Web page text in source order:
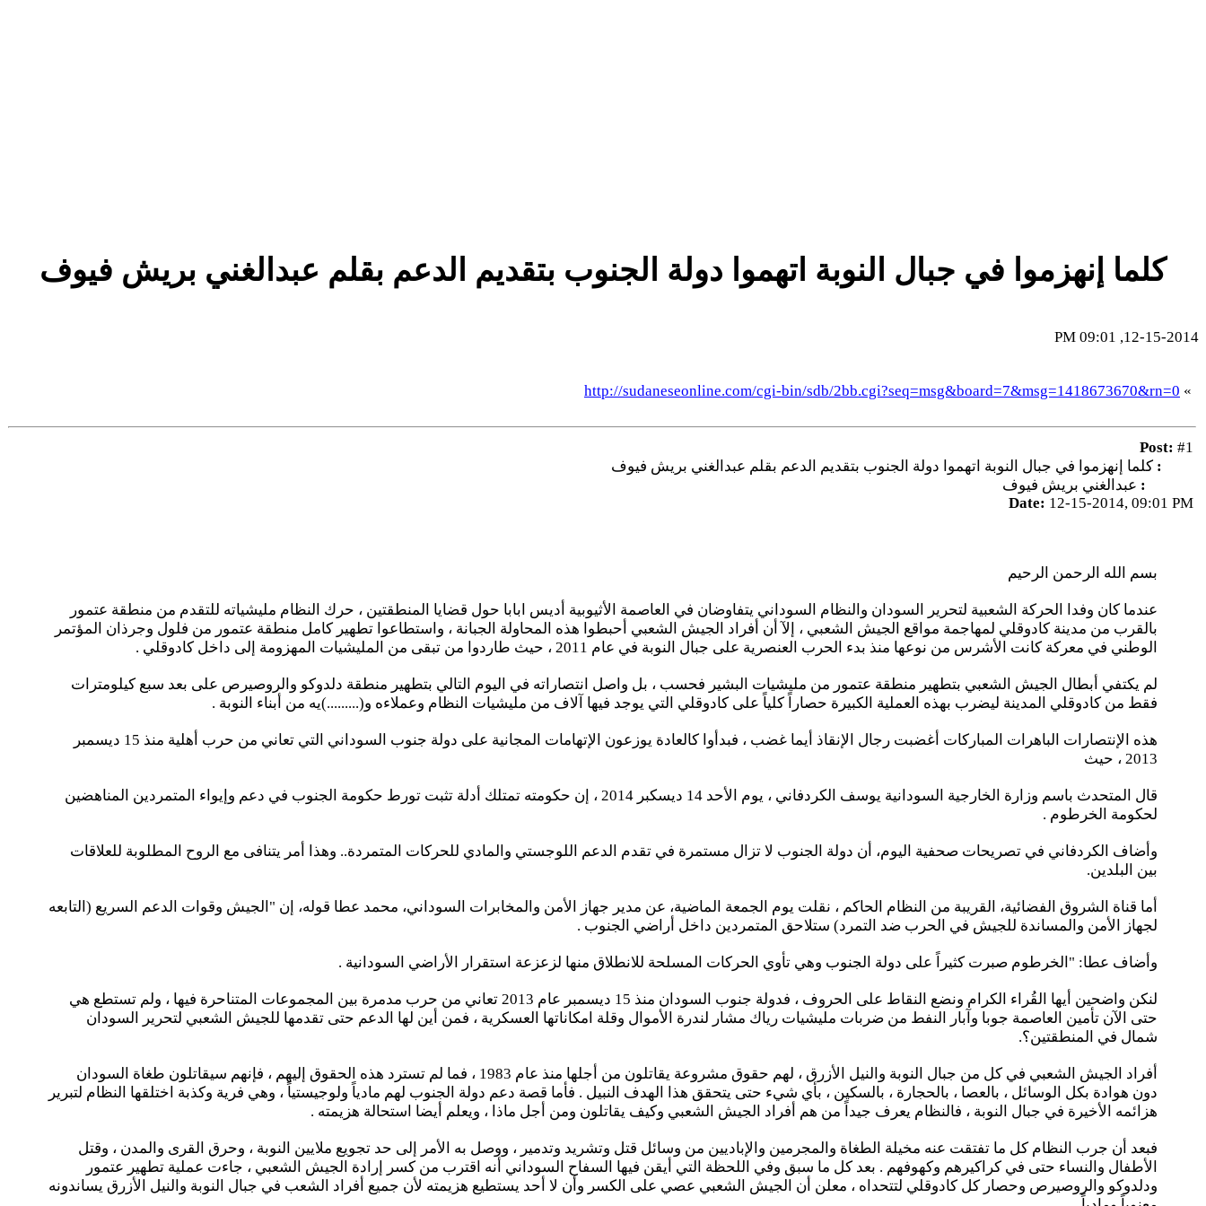
كلما إنهزموا في جبال النوبة اتهموا دولة الجنوب بتقديم الدعم بقلم عبدالغني بريش فيوف
12-15-2014, 09:01 PM
»
http://sudaneseonline.com/cgi-bin/sdb/2bb.cgi?seq=msg&board=7&msg=1418673670&rn=0
Post: #1
كلما إنهزموا في جبال النوبة اتهموا دولة الجنوب بتقديم الدعم بقلم عبدالغني بريش فيوف
عبدالغني بريش فيوف
Date: 12-15-2014, 09:01 PM
بسم الله الرحمن الرحيم
عندما كان وفدا الحركة الشعبية لتحرير السودان والنظام السوداني يتفاوضان في العاصمة الأثيوبية أديس ابابا حول قضايا المنطقتين ، حرك النظام مليشياته للتقدم من منطقة عتمور
بالقرب من مدينة كادوقلي لمهاجمة مواقع الجيش الشعبي ، إلآ أن أفراد الجيش الشعبي أحبطوا هذه المحاولة الجبانة ، واستطاعوا تطهير كامل منطقة عتمور من فلول وجرذان المؤتمر
الوطني في معركة كانت الأشرس من نوعها منذ بدء الحرب العنصرية على جبال النوبة في عام 2011 ، حيث طاردوا من تبقى من المليشيات المهزومة إلى داخل كادوقلي .
لم يكتفي أبطال الجيش الشعبي بتطهير منطقة عتمور من مليشيات البشير فحسب ، بل واصل انتصاراته في اليوم التالي بتطهير منطقة دلدوكو والروصيرص على بعد سبع كيلومترات
فقط من كادوقلي المدينة ليضرب بهذه العملية الكبيرة حصاراً كلياً على كادوقلي التي يوجد فيها آلاف من مليشيات النظام وعملاءه و(.........)يه من أبناء النوبة .
هذه الإنتصارات الباهرات المباركات أغضبت رجال الإنقاذ أيما غضب ، فبدأوا كالعادة يوزعون الإتهامات المجانية على دولة جنوب السوداني التي تعاني من حرب أهلية منذ 15 ديسمبر
2013 ، حيث
قال المتحدث باسم وزارة الخارجية السودانية يوسف الكردفاني ، يوم الأحد 14 ديسكبر 2014 ، إن حكومته تمتلك أدلة تثبت تورط حكومة الجنوب في دعم وإيواء المتمردين المناهضين
لحكومة الخرطوم .
وأضاف الكردفاني في تصريحات صحفية اليوم، أن دولة الجنوب لا تزال مستمرة في تقدم الدعم اللوجستي والمادي للحركات المتمردة.. وهذا أمر يتنافى مع الروح المطلوبة للعلاقات
بين البلدين.
أما قناة الشروق الفضائية، القريبة من النظام الحاكم ، نقلت يوم الجمعة الماضية، عن مدير جهاز الأمن والمخابرات السوداني، محمد عطا قوله، إن "الجيش وقوات الدعم السريع (التابعه
لجهاز الأمن والمساندة للجيش في الحرب ضد التمرد) ستلاحق المتمردين داخل أراضي الجنوب .
وأضاف عطا: "الخرطوم صبرت كثيراً على دولة الجنوب وهي تأوي الحركات المسلحة للانطلاق منها لزعزعة استقرار الأراضي السودانية .
لنكن واضحين أيها القُراء الكرام ونضع النقاط على الحروف ، فدولة جنوب السودان منذ 15 ديسمبر عام 2013 تعاني من حرب مدمرة بين المجموعات المتناحرة فيها ، ولم تستطع هي
حتى الآن تأمين العاصمة جوبا وآبار النفط من ضربات مليشيات رياك مشار لندرة الأموال وقلة امكاناتها العسكرية ، فمن أين لها الدعم حتى تقدمها للجيش الشعبي لتحرير السودان
شمال في المنطقتين؟.
أفراد الجيش الشعبي في كل من جبال النوبة والنيل الأزرق ، لهم حقوق مشروعة يقاتلون من أجلها منذ عام 1983 ، فما لم تسترد هذه الحقوق إليهم ، فإنهم سيقاتلون طغاة السودان
دون هوادة بكل الوسائل ، بالعصا ، بالحجارة ، بالسكين ، بأي شيء حتى يتحقق هذا الهدف النبيل . فأما قصة دعم دولة الجنوب لهم مادياً ولوجيستياً ، وهي فرية وكذبة اختلقها النظام لتبرير
هزائمه الأخيرة في جبال النوبة ، فالنظام يعرف جيداً من هم أفراد الجيش الشعبي وكيف يقاتلون ومن أجل ماذا ، ويعلم أيضا استحالة هزيمته .
فبعد أن جرب النظام كل ما تفتقت عنه مخيلة الطغاة والمجرمين والإباديين من وسائل قتل وتشريد وتدمير ، ووصل به الأمر إلى حد تجويع ملايين النوبة ، وحرق القرى والمدن ، وقتل
الأطفال والنساء حتى في كراكيرهم وكهوفهم . بعد كل ما سبق وفي اللحظة التي أيقن فيها السفاح السوداني أنه اقترب من كسر إرادة الجيش الشعبي ، جاءت عملية تطهير عتمور
ودلدوكو والروصيرص وحصار كل كادوقلي لتتحداه ، معلن أن الجيش الشعبي عصي على الكسر وأن لا أحد يستطيع هزيمته لأن جميع أفراد الشعب في جبال النوبة والنيل الأزرق يساندونه